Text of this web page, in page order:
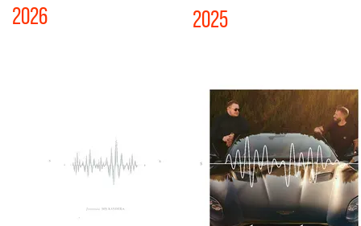
2026 2025